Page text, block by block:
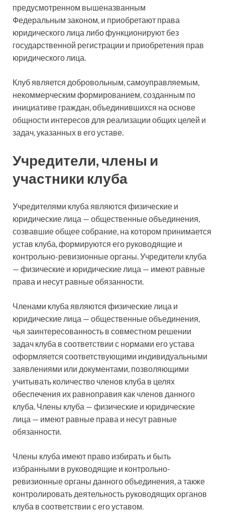
предусмотренном вышеназванным
Федеральным законом, и приобретают права
юридического лица либо функционируют без
государственной регистрации и приобретения прав
юридического лица.
Клуб является добровольным, самоуправляемым,
некоммерческим формированием, созданным по
инициативе граждан, объединившихся на основе
общности интересов для реализации общих целей и
задач, указанных в его уставе.
Учредители, члены и
участники клуба
Учредителями клуба являются физические и
юридические лица — общественные объединения,
созвавшие общее собрание, на котором принимается
устав клуба, формируются его руководящие и
контрольно-ревизионные органы. Учредители клуба
— физические и юридические лица — имеют равные
права и несут равные обязанности.
Членами клуба являются физические лица и
юридические лица — общественные объединения,
чья заинтересованность в совместном решении
задач клуба в соответствии с нормами его устава
оформляется соответствующими индивидуальными
заявлениями или документами, позволяющими
учитывать количество членов клуба в целях
обеспечения их равноправия как членов данного
клуба. Члены клуба — физические и юридические
лица — имеют равные права и несут равные
обязанности.
Члены клуба имеют право избирать и быть
избранными в руководящие и контрольно-
ревизионные органы данного объединения, а также
контролировать деятельность руководящих органов
клуба в соответствии с его уставом.